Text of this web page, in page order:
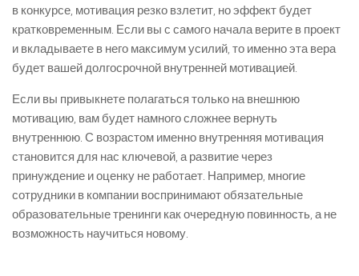
в конкурсе, мотивация резко взлетит, но эффект будет
кратковременным. Если вы с самого начала верите в проект
и вкладываете в него максимум усилий, то именно эта вера
будет вашей долгосрочной внутренней мотивацией.
Если вы привыкнете полагаться только на внешнюю
мотивацию, вам будет намного сложнее вернуть
внутреннюю. С возрастом именно внутренняя мотивация
становится для нас ключевой, а развитие через
принуждение и оценку не работает. Например, многие
сотрудники в компании воспринимают обязательные
образовательные тренинги как очередную повинность, а не
возможность научиться новому.